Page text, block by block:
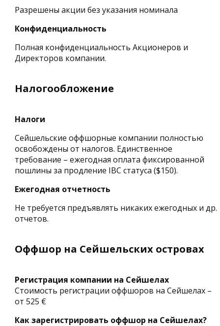
Разрешены акции без указания номинала
Конфиденциальность
Полная конфиденциальность Акционеров и
Директоров компании.
Налогообложение
Налоги
Сейшельские оффшорные компании полностью
освобождены от налогов. Единственное
требование – ежегодная оплата фиксированной
пошлины за продление IBC статуса ($150).
Ежегодная отчетность
Не требуется предъявлять никаких ежегодных и др.
отчетов.
Оффшор на Сейшельских островах
Регистрация компании на Сейшелах
Стоимость регистрации оффшоров на Сейшелах –
от 525 €
Как зарегистрировать оффшор на Сейшелах?